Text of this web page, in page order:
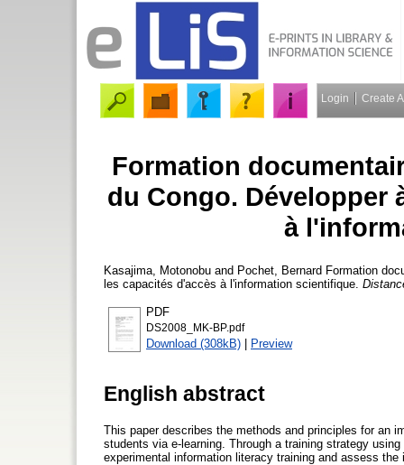
Login Create
Formation
du Congo. Développer
à
Kasajima, Motonobu and Pochet, Bernard Formation
les capacités d'accès à l'information scientifique.
PDF
DS2008_MK-BP.pdf
Download (308kB) | Preview
English abstract
This paper describes the methods and principles for an
students via e-learning. Through a training strategy
experimental information literacy training and assess